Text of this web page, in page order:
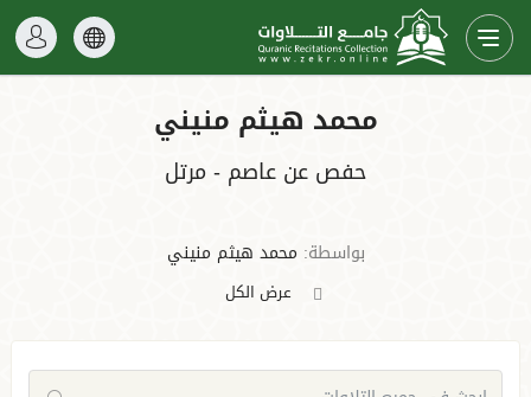
محمد هيثم منيني
حفص عن عاصم - مرتل
بواسطة:محمد هيثم منيني
عرض الكل